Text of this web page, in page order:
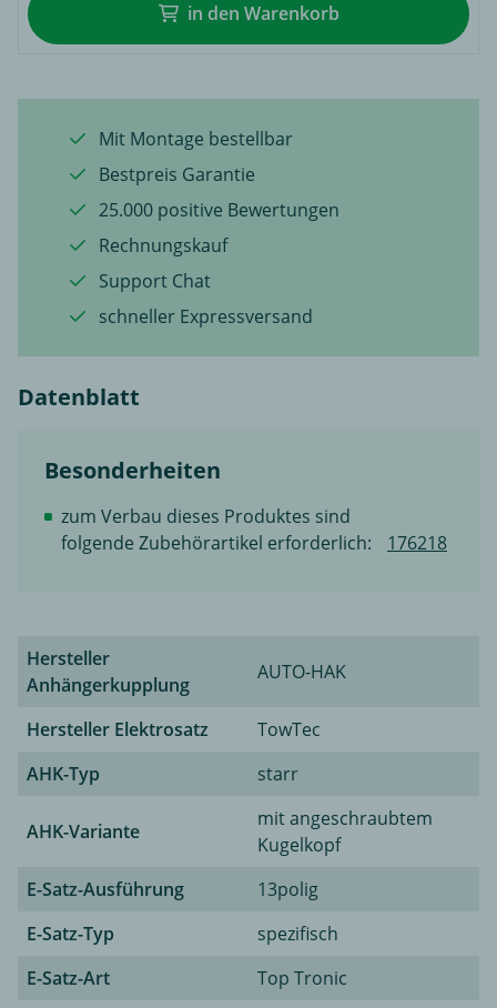
in den Warenkorb
Mit Montage bestellbar
Bestpreis Garantie
25.000 positive Bewertungen
Rechnungskauf
Support Chat
schneller Expressversand
Datenblatt
Besonderheiten
zum Verbau dieses Produktes sind
folgende Zubehörartikel erforderlich:
176218
Hersteller
Anhängerkupplung
AUTO-HAK
Hersteller Elektrosatz
TowTec
AHK-Typ
starr
AHK-Variante
mit angeschraubtem
Kugelkopf
E-Satz-Ausführung
13polig
E-Satz-Typ
spezifisch
E-Satz-Art
Top Tronic